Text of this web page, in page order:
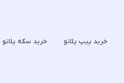
خرید پیپ پلاتو خرید سکه پلاتو